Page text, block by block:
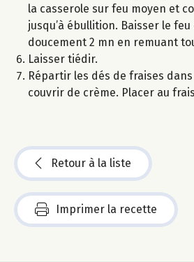
la casserole sur feu moyen et
jusqu’à ébullition. Baisser le
doucement 2 mn en remuant
Laisser tiédir.
Répartir les dés de fraises
couvrir de crème. Placer au
Retour à la liste
Imprimer la recette